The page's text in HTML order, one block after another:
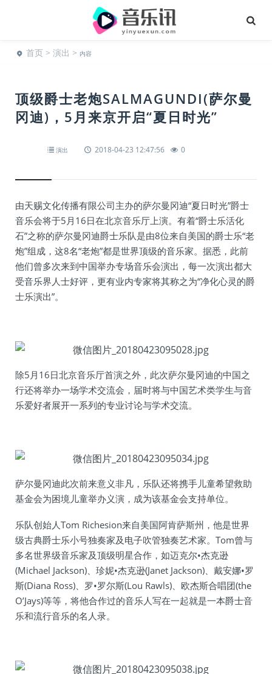
首页 > 演出 > 内容
顶级爵士老炮SALMAGUNDI(萨尔曼
冈迪)，5月来京开启“夏日时光”
演出 2018-04-23 12:47:56 0
由天赐文化传播有限公司主办的萨尔曼冈迪“夏日时光”爵士
音乐会将于5月16日在北京音乐厅上演。有着“爵士乐活化
石”之称的萨尔曼冈迪爵士乐队是由8位来自美国的爵士乐“老
炮”组成，这8名“老炮”都是世界顶级的音乐家。据悉，此前
他们曾多次来到中国举办专场音乐会演出，每一次演出都大
受音乐界人士好评，更有业内专家将其称之为“净化心灵的爵
士乐演出”。
除5月16日北京音乐厅首演之外，此次萨尔曼冈迪的中国之
行还将举办一场学术交流会，届时将与中国艺术类学生与音
乐爱好者展开一系列的专业讨论与学术交流。
萨尔曼冈迪此次前来意义非凡，乐队还将携手儿童希望救助
基金会为困境儿童举办义演，成为该基金会支持单位。
乐队创始人Tom Richesion来自美国阿肯萨斯州，他是世界
级古典爵士乐小号独奏家及电子吹管独奏艺术家。Tom曾与
多名世界级音乐家及顶级明星合作，如迈克尔•杰克逊
(Michael Jackson)、珍妮•杰克逊(Janet Jackson)、戴安娜•罗
斯(Diana Ross)、罗•罗尔斯(Lou Rawls)、欧杰斯合唱团(the
O’Jays)等等，将他合作过的音乐人写在一起就是一本爵士音
乐和流行音乐的名人录。